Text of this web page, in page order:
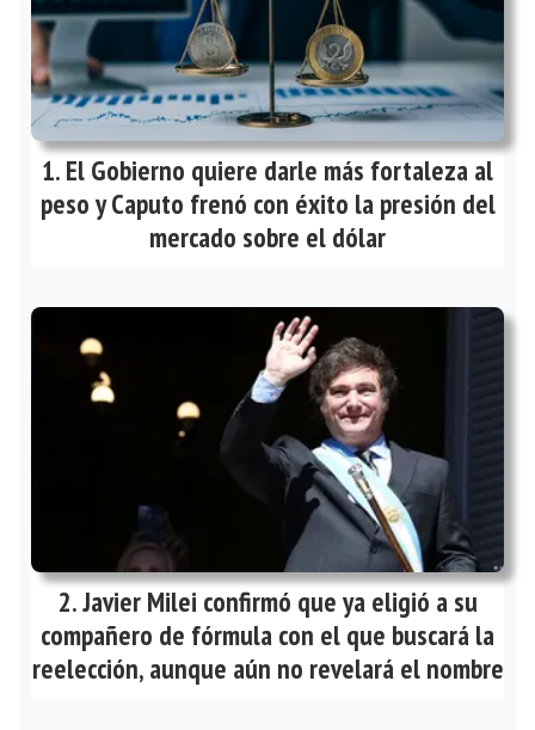
El Gobierno quiere darle más fortaleza al
peso y Caputo frenó con éxito la presión del
mercado sobre el dólar
Javier Milei confirmó que ya eligió a su
compañero de fórmula con el que buscará la
reelección, aunque aún no revelará el nombre